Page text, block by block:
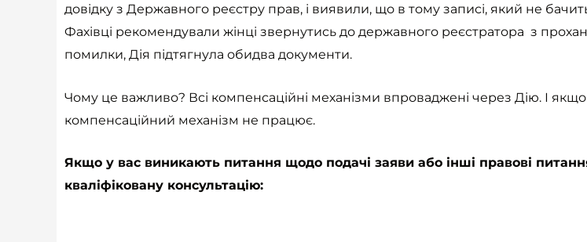
довідку з Державного реєстру прав, і виявили, що в тому записі, який не
Фахівці рекомендували жінці звернутись до державного реєстратора з
помилки, Дія підтягнула обидва документи.
Чому це важливо? Всі компенсаційні механізми впроваджені через Дію. І якщо
компенсаційний механізм не працює.
Якщо у вас виникають питання щодо подачі заяви або інші правові
кваліфіковану консультацію: